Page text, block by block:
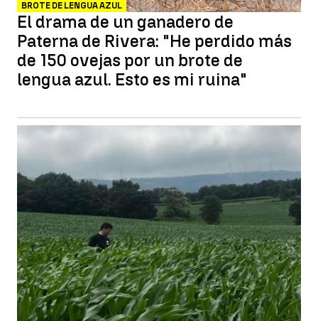
BROTE DE LENGUA AZUL
El drama de un ganadero de
Paterna de Rivera: "He perdido más
de 150 ovejas por un brote de
lengua azul. Esto es mi ruina"